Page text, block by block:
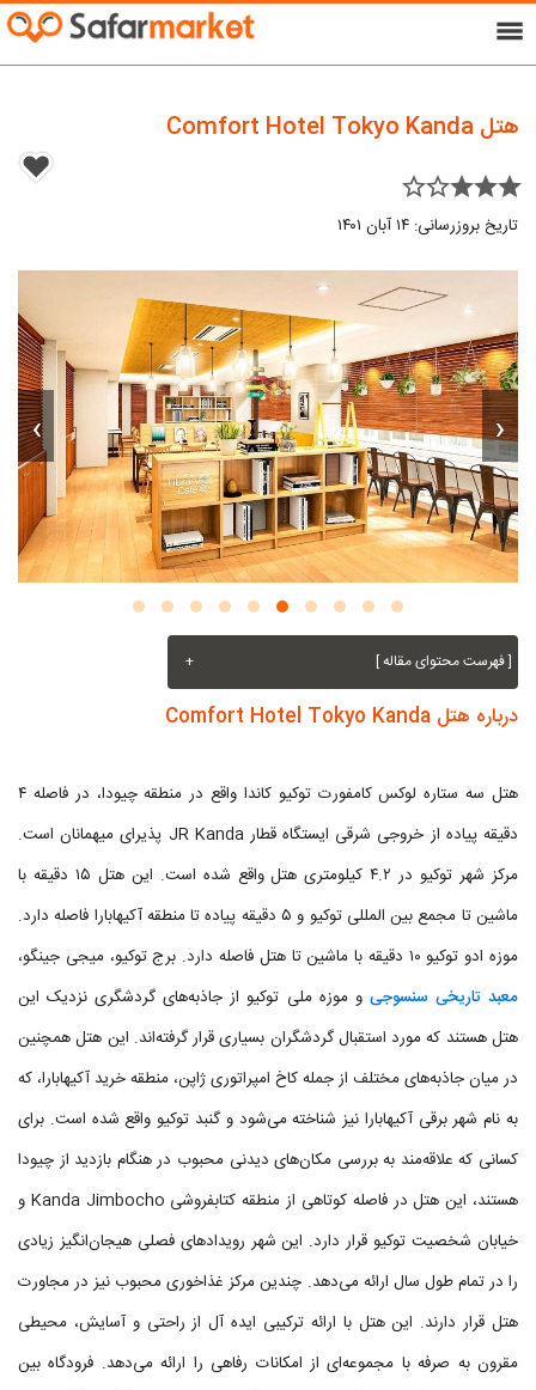
menu
هتل Comfort Hotel Tokyo Kanda
star_border star_border star star star
تاریخ بروزرسانی: ۱۴ آبان ۱۴۰۱
‹
›
[ فهرست محتوای مقاله ] +
درباره هتل Comfort Hotel Tokyo Kanda
هتل سه ستاره لوکس کامفورت توكیو كاندا واقع در منطقه چیودا، در فاصله ۴
دقیقه پیاده از خروجی شرقی ایستگاه قطار JR Kanda پذیرای میهمانان است.
مرکز شهر توکیو در ۴.۲ کیلومتری هتل واقع شده است. این هتل ۱۵ دقیقه با
ماشین تا مجمع بین المللی توکیو و ۵ دقیقه پیاده تا منطقه آکیهابارا فاصله دارد.
موزه ادو توکیو ۱۰ دقیقه با ماشین تا هتل فاصله دارد. برج توکیو، میجی جینگو،
معبد تاریخی سنسوجی و موزه ملی توکیو از جاذبه‌های گردشگری نزدیک این
هتل هستند که مورد استقبال گردشگران بسیاری قرار گرفته‌اند. این هتل همچنین
در میان جاذبه‌های مختلف از جمله کاخ امپراتوری ژ‌اپن، منطقه خرید آکیهابارا، که
به نام شهر برقی آکیهابارا نیز شناخته می‌شود و گنبد توکیو واقع شده است. برای
کسانی که علاقه‌مند به بررسی مکان‌های دیدنی محبوب در هنگام بازدید از چیودا
هستند، این هتل در فاصله کوتاهی از منطقه کتابفروشی Kanda Jimbocho و
خیابان شخصیت توکیو قرار دارد. این شهر رویدادهای فصلی هیجان‌انگیز زیادی
را در تمام طول سال ارائه می‌دهد. چندین مرکز غذاخوری محبوب نیز در مجاورت
هتل قرار دارند. این هتل با ارائه ترکیبی ایده آل از راحتی و آسایش، محیطی
مقرون به صرفه با مجموعه‌ای از امکانات رفاهی را ارائه می‌دهد. فرودگاه بین